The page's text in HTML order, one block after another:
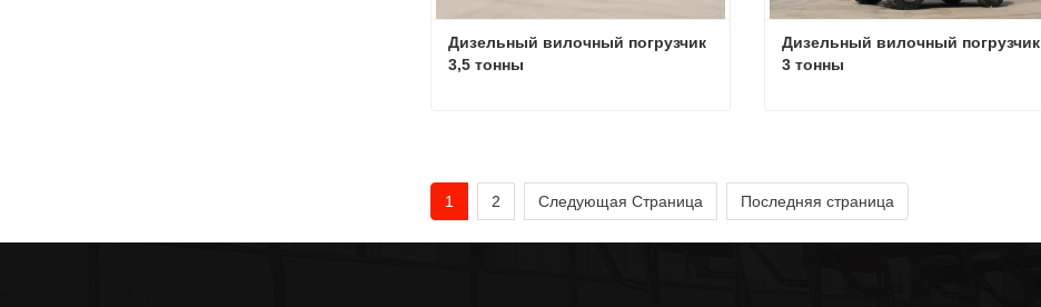
Дизельный вилочный погрузчик
3,5 тонны
Дизельный вилочный погрузчик
3 тонны
1
2 Следующая Страница Последняя страница